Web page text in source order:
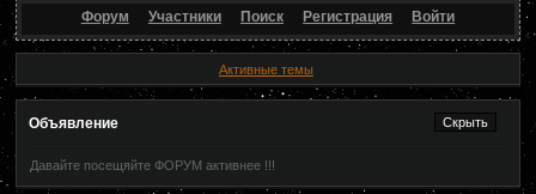
Форум Участники Поиск Регистрация Войти
Активные темы
Объявление
Давайте посещяйте ФОРУМ активнее !!!